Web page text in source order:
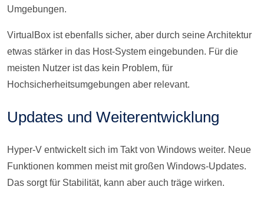
Umgebungen.
VirtualBox ist ebenfalls sicher, aber durch seine Architektur
etwas stärker in das Host-System eingebunden. Für die
meisten Nutzer ist das kein Problem, für
Hochsicherheitsumgebungen aber relevant.
Updates und Weiterentwicklung
Hyper-V entwickelt sich im Takt von Windows weiter. Neue
Funktionen kommen meist mit großen Windows-Updates.
Das sorgt für Stabilität, kann aber auch träge wirken.